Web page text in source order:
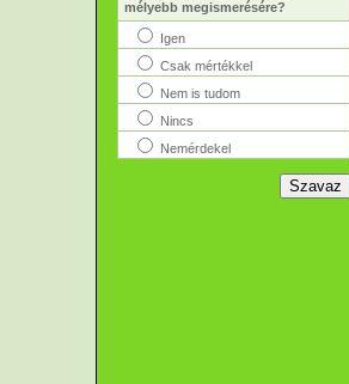
mélyebb megismerésére?
Igen
Csak mértékkel
Nem is tudom
Nincs
Nemérdekel